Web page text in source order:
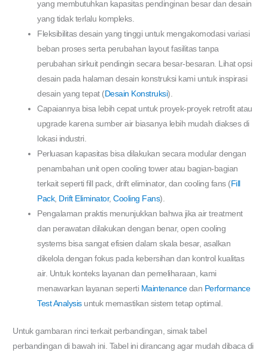
yang membutuhkan kapasitas pendinginan besar dan desain
yang tidak terlalu kompleks.
Fleksibilitas desain yang tinggi untuk mengakomodasi variasi
beban proses serta perubahan layout fasilitas tanpa
perubahan sirkuit pendingin secara besar-besaran. Lihat opsi
desain pada halaman desain konstruksi kami untuk inspirasi
desain yang tepat (Desain Konstruksi).
Capaiannya bisa lebih cepat untuk proyek-proyek retrofit atau
upgrade karena sumber air biasanya lebih mudah diakses di
lokasi industri.
Perluasan kapasitas bisa dilakukan secara modular dengan
penambahan unit open cooling tower atau bagian-bagian
terkait seperti fill pack, drift eliminator, dan cooling fans (Fill
Pack, Drift Eliminator,Cooling Fans).
Pengalaman praktis menunjukkan bahwa jika air treatment
dan perawatan dilakukan dengan benar, open cooling
systems bisa sangat efisien dalam skala besar, asalkan
dikelola dengan fokus pada kebersihan dan kontrol kualitas
air. Untuk konteks layanan dan pemeliharaan, kami
menawarkan layanan seperti Maintenancedan Performance
Test Analysisuntuk memastikan sistem tetap optimal.
Untuk gambaran rinci terkait perbandingan, simak tabel
perbandingan di bawah ini. Tabel ini dirancang agar mudah dibaca di